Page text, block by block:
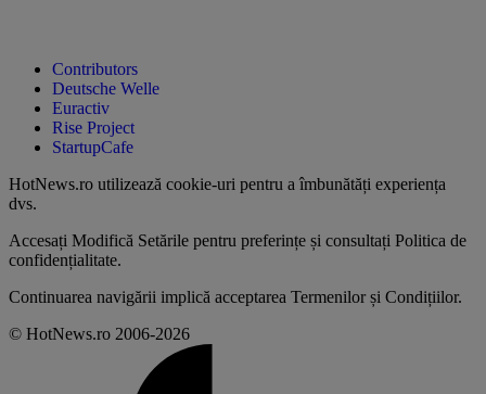
Contributors
Deutsche Welle
Euractiv
Rise Project
StartupCafe
HotNews.ro utilizează cookie-uri pentru a îmbunătăți experiența
dvs.
Accesați Modifică Setările pentru preferințe și consultați Politica de
confidențialitate.
Continuarea navigării implică acceptarea Termenilor și Condițiilor.
© HotNews.ro 2006-2026